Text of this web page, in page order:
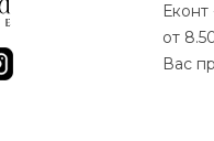
от
Вас